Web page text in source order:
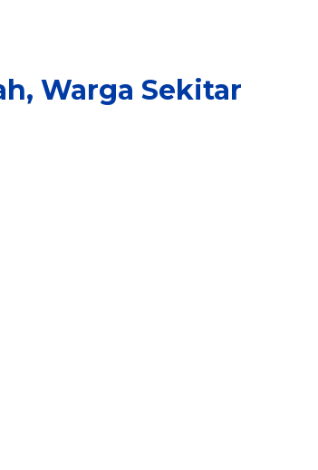
Warga Sekitar